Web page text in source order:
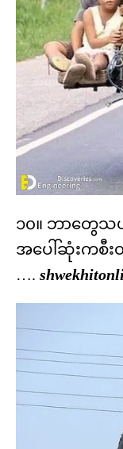
၁၀။ ဘာတွေ
အပေါ်ဆုံးကစီ
….